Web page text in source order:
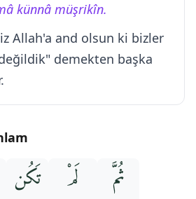
künnâ müşrikîn.
Allah'a and olsun ki bizler
demekten başka
ثُمَّ لَمْ تَكُن